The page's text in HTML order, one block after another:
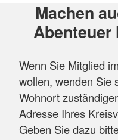
Machen
Abenteuer
Wenn Sie Mitglied
wollen, wenden Sie
Wohnort
Adresse Ihres
Geben Sie dazu